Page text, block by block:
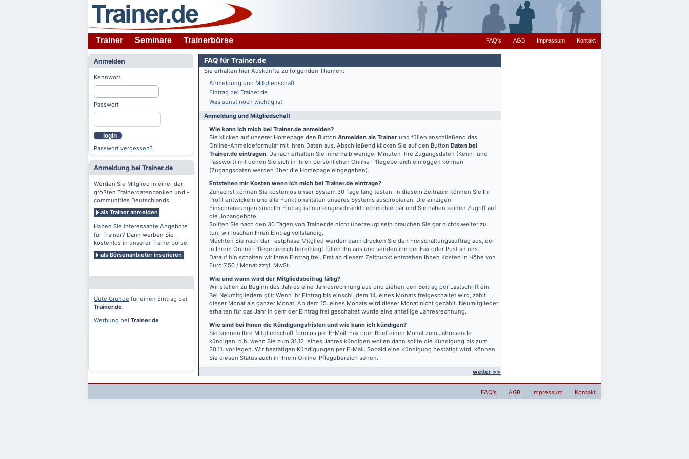
Trainer Seminare Trainerbörse FAQ's AGB Impressum Kontakt
Anmelden
Kennwort
Passwort
login
Passwort vergessen?
Anmeldung bei Trainer.de
Werden Sie Mitglied in einer der
größten Trainerdatenbanken und -
communities Deutschlands!
als Trainer anmelden
Haben Sie interessante Angebote
für Trainer? Dann werben Sie
kostenlos in unserer Trainerbörse!
als Börsenanbieter inserieren
Gute Gründe für einen Eintrag bei
Trainer.de!
Werbung bei Trainer.de
FAQ für Trainer.de
Sie erhalten hier Auskünfte zu folgenden Themen:
Anmeldung und Mitgliedschaft
Eintrag bei Trainer.de
Was sonst noch wichtig ist
Anmeldung und Mitgliedschaft
Wie kann ich mich bei Trainer.de anmelden?
Sie klicken auf unserer Homepage den Button Anmelden als Trainer und füllen anschließend das
Online-Anmeldeformular mit Ihren Daten aus. Abschließend klicken Sie auf den Button Daten bei
Trainer.de eintragen. Danach erhalten Sie innerhalb weniger Minuten Ihre Zugangsdaten (Kenn- und
Passwort) mit denen Sie sich in Ihren persönlichen Online-Pflegebereich einloggen können
(Zugangsdaten werden über die Homepage eingegeben).
Entstehen mir Kosten wenn ich mich bei Trainer.de eintrage?
Zunächst können Sie kostenlos unser System 30 Tage lang testen. In diesem Zeitraum können Sie Ihr
Profil entwickeln und alle Funktionalitäten unseres Systems ausprobieren. Die einzigen
Einschränkungen sind: Ihr Eintrag ist nur eingeschränkt recherchierbar und Sie haben keinen Zugriff auf
die Jobangebote.
Sollten Sie nach den 30 Tagen von Trainer.de nicht überzeugt sein brauchen Sie gar nichts weiter zu
tun; wir löschen Ihren Eintrag vollständig.
Möchten Sie nach der Testphase Mitglied werden dann drucken Sie den Freischaltungsauftrag aus, der
in Ihrem Online-Pflegebereich bereitliegt füllen ihn aus und senden ihn per Fax oder Post an uns.
Darauf hin schalten wir Ihren Eintrag frei. Erst ab diesem Zeitpunkt entstehen Ihnen Kosten in Höhe von
Euro 7,50 / Monat zzgl. MwSt.
Wie und wann wird der Mitgliedsbeitrag fällig?
Wir stellen zu Beginn des Jahres eine Jahresrechnung aus und ziehen den Beitrag per Lastschrift ein.
Bei Neumitgliedern gilt: Wenn Ihr Eintrag bis einschl. dem 14. eines Monats freigeschaltet wird, zählt
dieser Monat als ganzer Monat. Ab dem 15. eines Monats wird dieser Monat nicht gezählt. Neumitglieder
erhalten für das Jahr in dem der Eintrag frei geschaltet wurde eine anteilige Jahresrechnung.
Wie sind bei Ihnen die Kündigungsfristen und wie kann ich kündigen?
Sie können Ihre Mitgliedschaft formlos per E-Mail, Fax oder Brief einen Monat zum Jahresende
kündigen, d.h. wenn Sie zum 31.12. eines Jahres kündigen wollen dann sollte die Kündigung bis zum
30.11. vorliegen. Wir bestätigen Kündigungen per E-Mail. Sobald eine Kündigung bestätigt wird, können
Sie diesen Status auch in Ihrem Online-Pflegebereich sehen.
weiter >>
FAQ's AGB Impressum Kontakt